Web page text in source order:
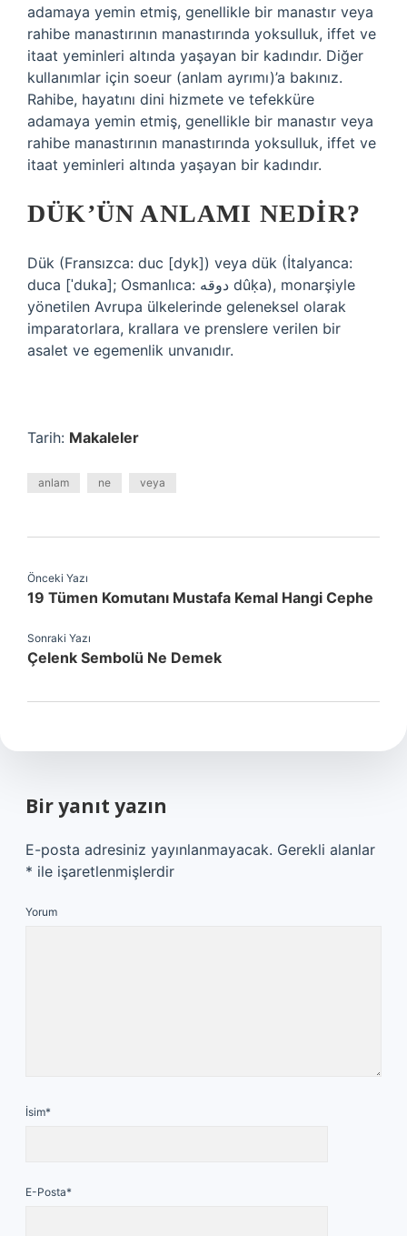
adamaya yemin etmiş, genellikle bir manastır veya
rahibe manastırının manastırında yoksulluk, iffet ve
itaat yeminleri altında yaşayan bir kadındır. Diğer
kullanımlar için soeur (anlam ayrımı)’a bakınız.
Rahibe, hayatını dini hizmete ve tefekküre
adamaya yemin etmiş, genellikle bir manastır veya
rahibe manastırının manastırında yoksulluk, iffet ve
itaat yeminleri altında yaşayan bir kadındır.
DÜK’ÜN ANLAMI NEDIR?
Dük (Fransızca: duc [dyk]) veya dük (İtalyanca:
duca [ˈduka]; Osmanlıca: دوقه dûḳa), monarşiyle
yönetilen Avrupa ülkelerinde geleneksel olarak
imparatorlara, krallara ve prenslere verilen bir
asalet ve egemenlik unvanıdır.
Tarih: Makaleler
anlam ne veya
Önceki Yazı
19 Tümen Komutanı Mustafa Kemal Hangi Cephe
Sonraki Yazı
Çelenk Sembolü Ne Demek
Bir yanıt yazın
E-posta adresiniz yayınlanmayacak. Gerekli alanlar
* ile işaretlenmişlerdir
Yorum
İsim*
E-Posta*